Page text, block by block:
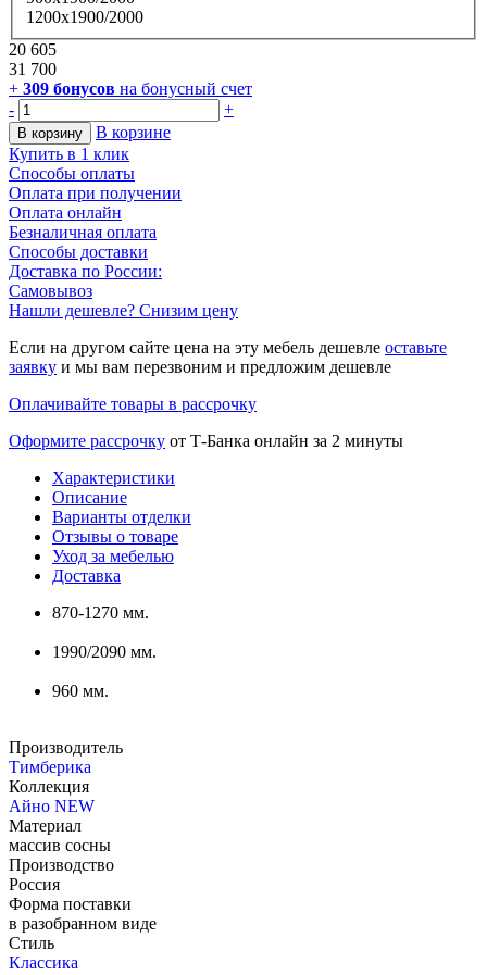
1200х1900/2000
20 605
31 700
+ 309 бонусов на бонусный счет
-
+
В корзину
В корзине
Купить в 1 клик
Способы оплаты
Оплата при получении
Оплата онлайн
Безналичная оплата
Способы доставки
Доставка по России:
Самовывоз
Нашли дешевле? Снизим цену
Если на другом сайте цена на эту мебель дешевле оставьте
заявку и мы вам перезвоним и предложим дешевле
Оплачивайте товары в рассрочку
Оформите рассрочку от Т-Банка онлайн за 2 минуты
Характеристики
Описание
Варианты отделки
Отзывы о товаре
Уход за мебелью
Доставка
870-1270 мм.
1990/2090 мм.
960 мм.
Производитель
Тимберика
Коллекция
Айно NEW
Материал
массив сосны
Производство
Россия
Форма поставки
в разобранном виде
Стиль
Классика